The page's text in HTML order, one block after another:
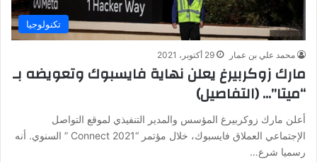
تكنولوجيا
محمد علي بن عمار 29 أكتوبر، 2021
مارك زوكربيرغ يعلن نهاية فايسبوك وتعويضه بـ
“ميتا”… (التفاصيل)
أعلن مارك زوكربيرغ المؤسس والمدير التنفيذي لموقع التواصل
الإجتماعي العملاق فايسبوك، خلال مؤتمر “Connect 2021 ” السنوي. أنه
رسميا شرع…